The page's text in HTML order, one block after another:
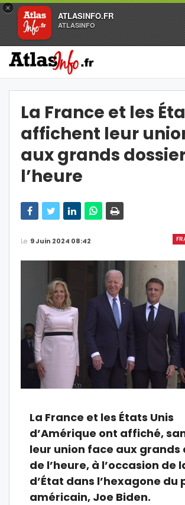
×
ATLASINFO.FR
ATLASINFO
La France et les
affichent leur
aux grands
l’heure
Le 9 Juin 2024 08:42
La France et les États Unis
d’Amérique ont affiché,
leur union face aux grands
de l’heure, à l’occasion de
d’État dans l’hexagone du
américain, Joe Biden.